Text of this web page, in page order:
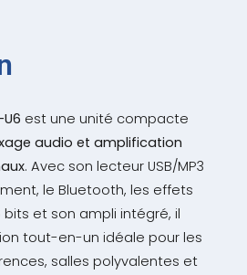
est une unité compacte
audio et amplification
. Avec son lecteur USB/MP3
le Bluetooth, les effets
bits et son ampli intégré, il
tout-en-un idéale pour les
salles polyvalentes et